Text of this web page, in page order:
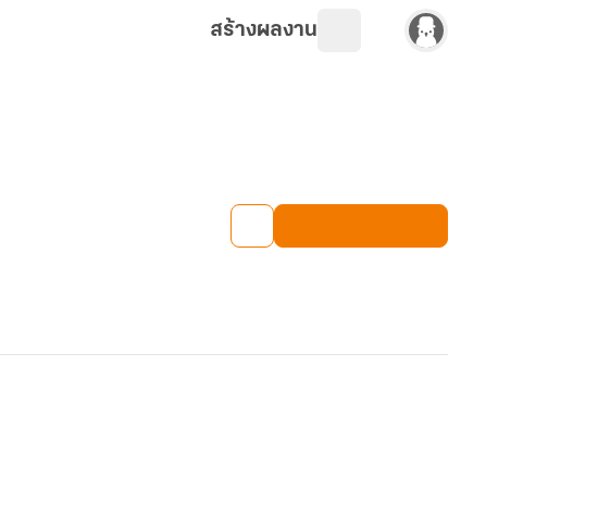
สร้างผลงาน